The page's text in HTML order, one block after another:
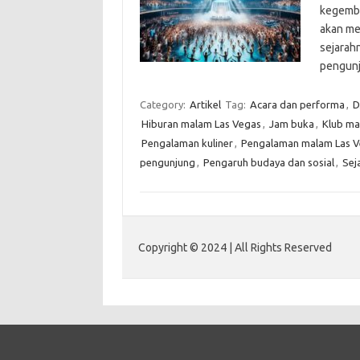
akan
Category: Artikel Tag: Acara dan performa ,
Hiburan malam Las Vegas , Jam buka , Klub
Pengalaman kuliner, Pengalaman malam Las
pengunjung , Pengaruh budaya dan sosial,
Copyright © 2024 | All Rights Reserved